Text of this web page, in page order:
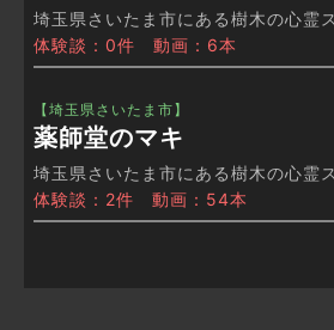
埼玉県さいたま市にある樹木の心霊
体験談：0件 動画：6本
【埼玉県さいたま市】
薬師堂のマキ
埼玉県さいたま市にある樹木の心霊
体験談：2件 動画：54本